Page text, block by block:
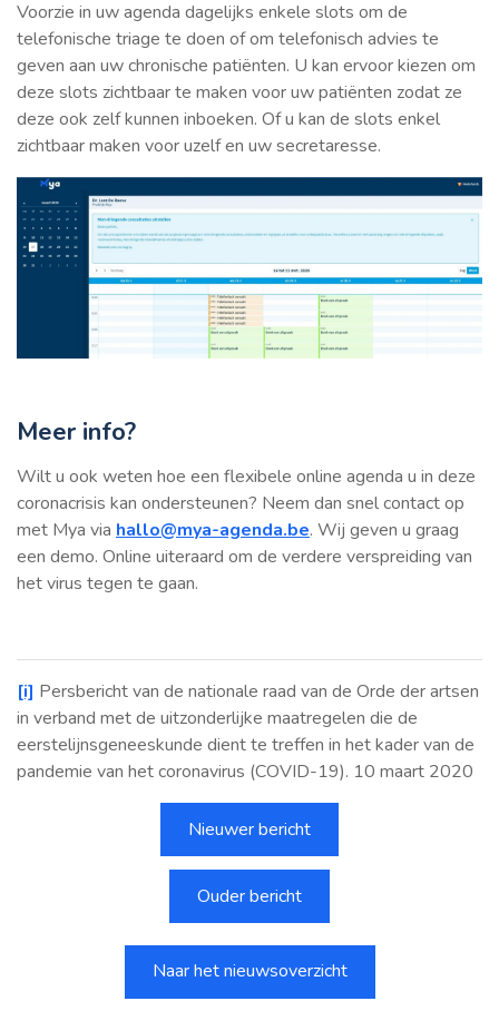
Voorzie in uw agenda dagelijks enkele slots om de
telefonische triage te doen of om telefonisch advies te
geven aan uw chronische patiënten. U kan ervoor kiezen om
deze slots zichtbaar te maken voor uw patiënten zodat ze
deze ook zelf kunnen inboeken. Of u kan de slots enkel
zichtbaar maken voor uzelf en uw secretaresse.
Meer info?
Wilt u ook weten hoe een flexibele online agenda u in deze
coronacrisis kan ondersteunen? Neem dan snel contact op
met Mya via hallo@mya-agenda.be. Wij geven u graag
een demo. Online uiteraard om de verdere verspreiding van
het virus tegen te gaan.
[i] Persbericht van de nationale raad van de Orde der artsen
in verband met de uitzonderlijke maatregelen die de
eerstelijnsgeneeskunde dient te treffen in het kader van de
pandemie van het coronavirus (COVID-19). 10 maart 2020
Nieuwer bericht
Ouder bericht
Naar het nieuwsoverzicht